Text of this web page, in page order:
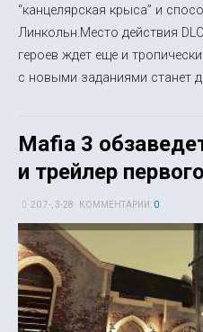
“канцелярская крыса” и
Линкольн.Место действия
героев ждет еще и
с новыми заданиями станет
Mafia 3
и трейлер
20 7-, 3-28 КОММЕНТАРИИ: 0